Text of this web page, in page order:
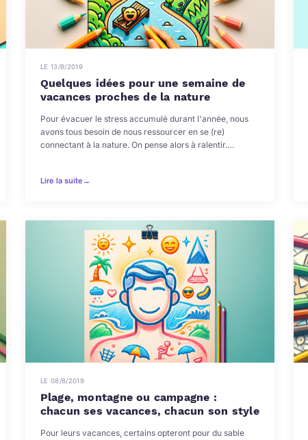
LE 13/8/2019
Quelques idées pour une semaine de
vacances proches de la nature
Pour évacuer le stress accumulé durant l'année, nous
avons tous besoin de nous ressourcer en se (re)
connectant à la nature. On pense alors à ralentir.…
Lire la suite →
LE 08/8/2019
Plage, montagne ou campagne :
chacun ses vacances, chacun son style
Pour leurs vacances, certains opteront pour du sable